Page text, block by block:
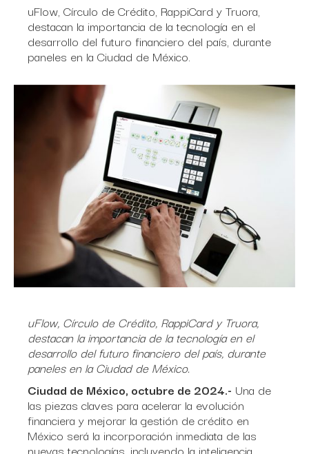
uFlow, Círculo de Crédito, RappiCard y Truora,
destacan la importancia de la tecnología en el
desarrollo del futuro financiero del país, durante
paneles en la Ciudad de México.
uFlow, Círculo de Crédito, RappiCard y Truora,
destacan la importancia de la tecnología en el
desarrollo del futuro financiero del país, durante
paneles en la Ciudad de México.
Ciudad de México, octubre de 2024.- Una de
las piezas claves para acelerar la evolución
financiera y mejorar la gestión de crédito en
México será la incorporación inmediata de las